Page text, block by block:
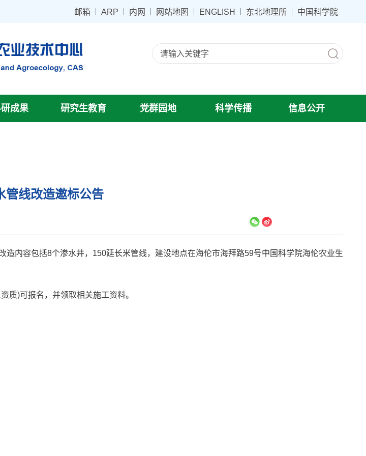
邮箱 ARP 内网 网站地图 ENGLISH 东北地理所 中国科学院
成果 研究生教育 党群园地 科学传播 信息公开
管线改造邀标公告
造内容包括8个渗水井， 150延长米管线，建设地点在海伦市海拜路59号中国科学院海伦农业生
质)可报名，并领取相关施工资料。